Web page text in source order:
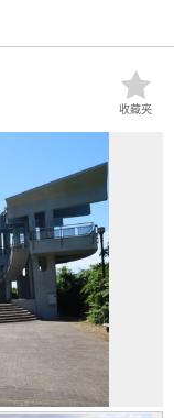
收藏夹